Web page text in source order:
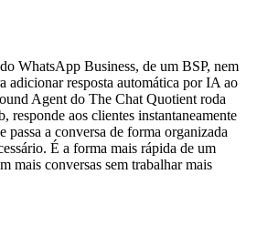
WhatsApp Business, de um BSP, nem
adicionar resposta automática por IA ao
Agent do The Chat Quotient roda
responde aos clientes instantaneamente
passa a conversa de forma organizada
É a forma mais rápida de um
mais conversas sem trabalhar mais